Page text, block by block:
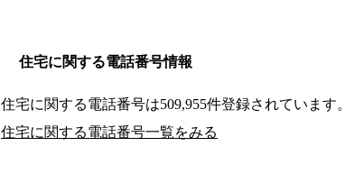
住宅に関する電話番号情報
住宅に関する電話番号は509,955件登録されています。
住宅に関する電話番号一覧をみる